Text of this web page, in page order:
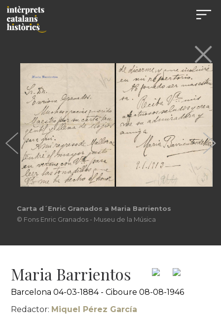
Carta d´Enric Granados a Maria Barrientos
© Fons Enric Granados - Museu de la Música
Maria Barrientos
Barcelona 04-03-1884 - Ciboure 08-08-1946
Redactor: Miquel Pérez García